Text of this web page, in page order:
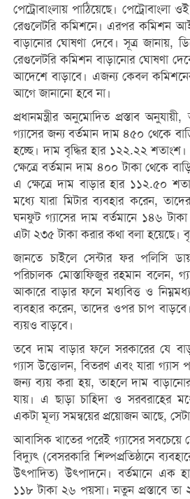
পেট্রোবাংলায় পাঠিয়েছে। পেট্রোবাংলা
রেগুলেটরি কমিশনে। এরপর কমিশন
বাড়ানোর ঘোষণা দেবে। সূত্র জানায়,
রেগুলেটরি কমিশন বাড়ানোর ঘোষণা
আদেশে বাড়াবে। এজন্য কেবল
আগে জানানো হবে না।
প্রধানমন্ত্রীর অনুমোদিত প্রস্তাব
গ্যাসের জন্য বর্তমান দাম ৪৫০ থেকে
হচ্ছে। দাম বৃদ্ধির হার ১২২.২২
ক্ষেত্রে বর্তমান দাম ৪০০ টাকা থেকে
এ ক্ষেত্রে দাম বাড়ার হার ১১২.৫০
মধ্যে যারা মিটার ব্যবহার করেন,
ঘনফুট গ্যাসের দাম বর্তমানে ১৪৬
এটা ২৩৫ টাকা করার কথা বলা হয়েছে।
জানতে চাইলে সেন্টার ফর পলিসি
পরিচালক মোস্তাফিজুর রহমান বলেন,
আকারে বাড়ার ফলে মধ্যবিত্ত ও
ব্যবহার করেন, তাদের ওপর চাপ
ব্যয়ও বাড়বে।
তবে দাম বাড়ার ফলে সরকারের যে
গ্যাস উত্তোলন, বিতরণ এবং যারা গ্যাস
জন্য ব্যয় করা হয়, তাহলে দাম
যায়। এ ছাড়া চাহিদা ও সরবরাহের
একটা মূল্য সমন্বয়ের প্রয়োজন আছে, সেটা
আবাসিক খাতের পরেই গ্যাসের সবচেয়ে
বিদ্যুৎ (বেসরকারি শিল্পপ্রতিষ্ঠানে
উৎপাদিত) উৎপাদনে। বর্তমানে এক
১১৮ টাকা ২৬ পয়সা। নতুন প্রস্তাবে তা